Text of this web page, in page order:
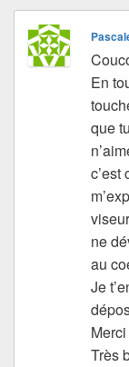
En
que
ne
au
Je
Merci
Très